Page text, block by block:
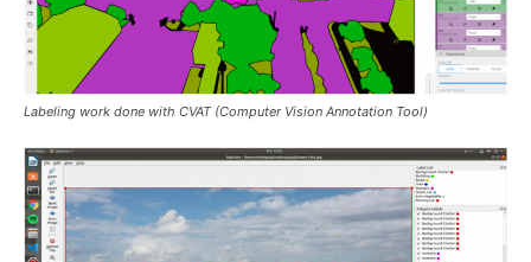
Labeling work done with CVAT (Computer Vision Annotation Tool)